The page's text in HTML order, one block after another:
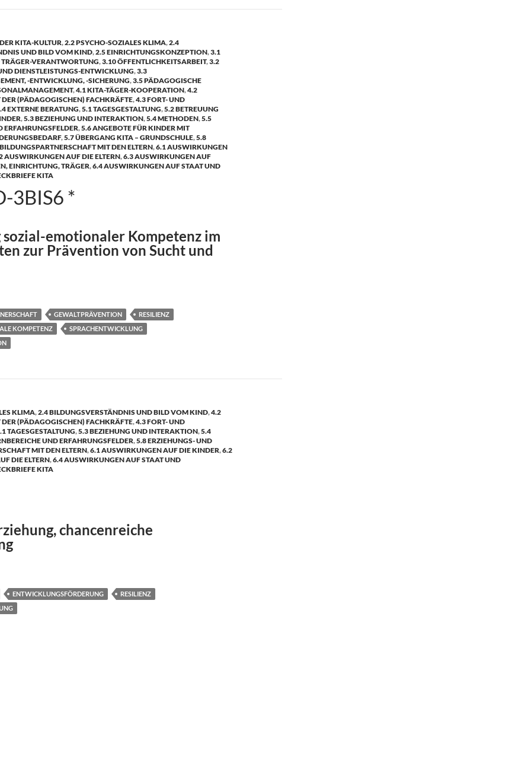
KITA-KULTUR,2.2 PSYCHO-SOZIALES KLIMA,2.4
UND BILD VOM KIND,2.5 EINRICHTUNGSKONZEPTION,3.1
VERANTWORTUNG,3.10 ÖFFENTLICHKEITSARBEIT,3.2
DIENSTLEISTUNGS-ENTWICKLUNG,3.3
-ENTWICKLUNG, -SICHERUNG,3.5 PÄDAGOGISCHE
,4.1 KITA-TÄGER-KOOPERATION,4.2
(PÄDAGOGISCHEN) FACHKRÄFTE,4.3 FORT- UND
EXTERNE BERATUNG,5.1 TAGESGESTALTUNG,5.2 BETREUUNG
,5.3 BEZIEHUNG UND INTERAKTION,5.4 METHODEN,5.5
ERFAHRUNGSFELDER,5.6 ANGEBOTE FÜR KINDER MIT
,5.7 ÜBERGANG KITA – GRUNDSCHULE,5.8
MIT DEN ELTERN,6.1 AUSWIRKUNGEN
AUSWIRKUNGEN AUF DIE ELTERN,6.3 AUSWIRKUNGEN AUF
EINRICHTUNG, TRÄGER,6.4 AUSWIRKUNGEN AUF STAAT UND
KITA
3BIS6 *
sozial-emotionaler Kompetenz im
zur Prävention von Sucht und
GEWALTPRÄVENTION
RESILIENZ
KOMPETENZ
SPRACHENTWICKLUNG
KLIMA,2.4 BILDUNGSVERSTÄNDNIS UND BILD VOM KIND,4.2
(PÄDAGOGISCHEN) FACHKRÄFTE,4.3 FORT- UND
TAGESGESTALTUNG,5.3 BEZIEHUNG UND INTERAKTION,5.4
UND ERFAHRUNGSFELDER,5.8 ERZIEHUNGS- UND
MIT DEN ELTERN,6.1 AUSWIRKUNGEN AUF DIE KINDER,6.2
DIE ELTERN,6.4 AUSWIRKUNGEN AUF STAAT UND
KITA
chancenreiche
ENTWICKLUNGSFÖRDERUNG
RESILIENZ